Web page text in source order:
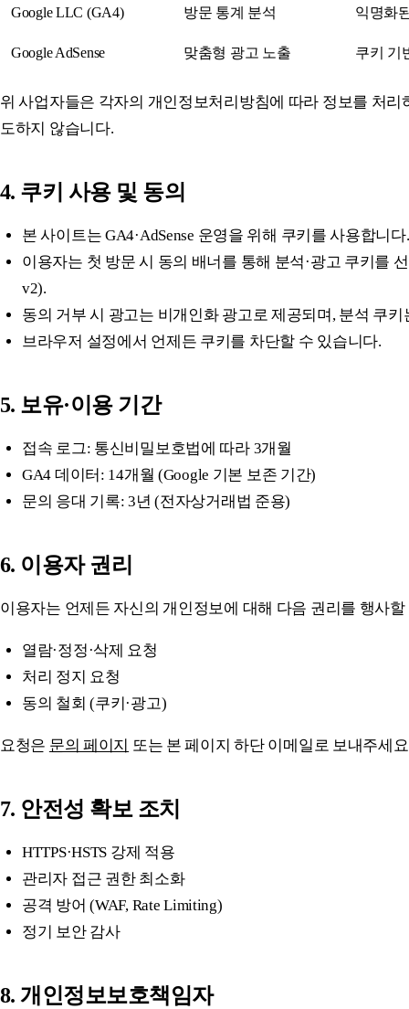
Google LLC (GA4) 방문 통계 분석 익명화
Google AdSense 맞춤형 광고 노출 쿠키 기
위 사업자들은 각자의 개인정보처리방침에 따라 정보를 처
도하지 않습니다.
4. 쿠키 사용 및 동의
본 사이트는 GA4·AdSense 운영을 위해 쿠키를 사용합니다.
이용자는 첫 방문 시 동의 배너를 통해 분석·광고 쿠키를
v2).
동의 거부 시 광고는 비개인화 광고로 제공되며, 분석 쿠
브라우저 설정에서 언제든 쿠키를 차단할 수 있습니다.
5. 보유·이용 기간
접속 로그: 통신비밀보호법에 따라 3개월
GA4 데이터: 14개월 (Google 기본 보존 기간)
문의 응대 기록: 3년 (전자상거래법 준용)
6. 이용자 권리
이용자는 언제든 자신의 개인정보에 대해 다음 권리를 행사
열람·정정·삭제 요청
처리 정지 요청
동의 철회 (쿠키·광고)
요청은 문의 페이지 또는 본 페이지 하단 이메일로 보내주세
7. 안전성 확보 조치
HTTPS·HSTS 강제 적용
관리자 접근 권한 최소화
공격 방어 (WAF, Rate Limiting)
정기 보안 감사
8. 개인정보보호책임자